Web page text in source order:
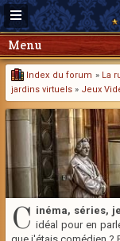
Menu
Index du forum » La
jardins virtuels » Jeux
C inéma, séries,
idéal pour en